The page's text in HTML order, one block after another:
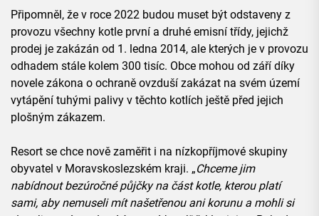
Připomněl, že v roce 2022 budou muset být odstaveny z
provozu všechny kotle první a druhé emisní třídy, jejichž
prodej je zakázán od 1. ledna 2014, ale kterých je v provozu
odhadem stále kolem 300 tisíc. Obce mohou od září díky
novele zákona o ochraně ovzduší zakázat na svém území
vytápění tuhými palivy v těchto kotlích ještě před jejich
plošným zákazem.
Resort se chce nově zaměřit i na nízkopříjmové skupiny
obyvatel v Moravskoslezském kraji. „Chceme jim
nabídnout bezúročné půjčky na část kotle, kterou platí
sami, aby nemuseli mít našetřenou ani korunu a mohli si